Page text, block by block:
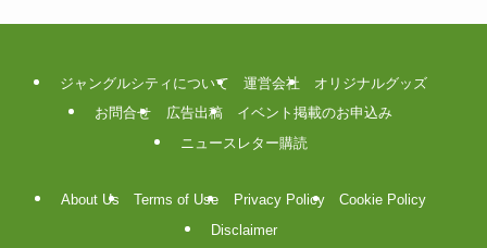
ジャングルシティについて 運営会社
オリジナルグッズ
お問合せ
広告出稿
イベント掲載のお申込み
ニュースレター購読
About Us Terms of Use Privacy Policy
Cookie Policy
Disclaimer